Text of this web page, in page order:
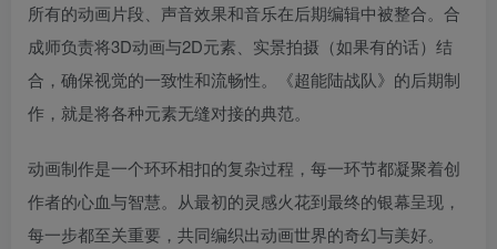
所有的动画片段、声音效果和音乐在后期编辑中被整合。合
成师负责将3D动画与2D元素、实景拍摄（如果有的话）结
合，确保视觉的一致性和流畅性。《超能陆战队》的后期制
作，就是将各种元素无缝对接的典范。
动画制作是一个环环相扣的复杂过程，每一环节都凝聚着创
作者的心血与智慧。从最初的灵感火花到最终的银幕呈现，
每一步都至关重要，共同编织出动画世界的奇幻与美好。